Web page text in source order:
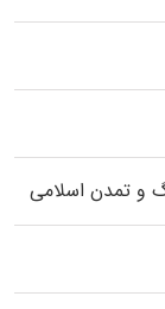
و تمدن اسلامی